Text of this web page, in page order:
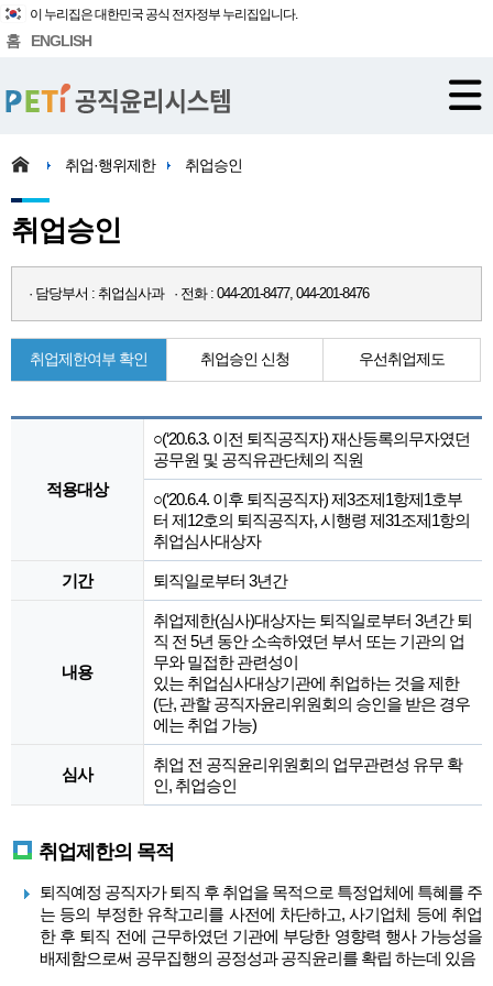
이 누리집은 대한민국 공식 전자정부 누리집입니다.
홈 ENGLISH
취업·행위제한 취업승인
취업승인
· 담당부서 : 취업심사과 · 전화 : 044-201-8477, 044-201-8476
취업제한여부 확인 취업승인 신청 우선취업제도
적용대상
○(‘20.6.3. 이전 퇴직공직자) 재산등록의무자였던
공무원 및 공직유관단체의 직원
○(‘20.6.4. 이후 퇴직공직자) 제3조제1항제1호부
터 제12호의 퇴직공직자, 시행령 제31조제1항의
취업심사대상자
기간 퇴직일로부터 3년간
내용
취업제한(심사)대상자는 퇴직일로부터 3년간 퇴
직 전 5년 동안 소속하였던 부서 또는 기관의 업
무와 밀접한 관련성이
있는 취업심사대상기관에 취업하는 것을 제한
(단, 관할 공직자윤리위원회의 승인을 받은 경우
에는 취업 가능)
심사
취업 전 공직윤리위원회의 업무관련성 유무 확
인, 취업승인
취업제한의 목적
퇴직예정 공직자가 퇴직 후 취업을 목적으로 특정업체에 특혜를 주
는 등의 부정한 유착고리를 사전에 차단하고, 사기업체 등에 취업
한 후 퇴직 전에 근무하였던 기관에 부당한 영향력 행사 가능성을
배제함으로써 공무집행의 공정성과 공직윤리를 확립 하는데 있음